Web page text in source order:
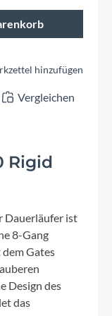
hinzufügen
Vergleichen
Rigid
Dauerläufer ist
8-Gang
Gates
Design des
das